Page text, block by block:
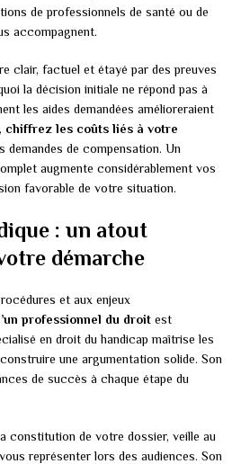
de professionnels de santé ou de
accompagnent.
clair, factuel et étayé par des preuves
la décision initiale ne répond pas à
les aides demandées amélioreraient
chiffrez les coûts liés à votre
demandes de compensation. Un
augmente considérablement vos
favorable de votre situation.
: un atout
démarche
et aux enjeux
professionnel du droit est
en droit du handicap maîtrise les
une argumentation solide. Son
de succès à chaque étape du
constitution de votre dossier, veille au
représenter lors des audiences. Son